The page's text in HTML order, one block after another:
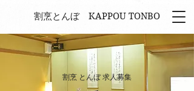
割烹とんぼ ​KAPPOU TONBO
割烹 とんぼ 求人募集